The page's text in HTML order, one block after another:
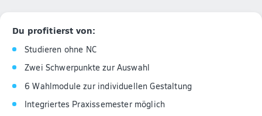
Du profitierst von:
Studieren ohne NC
Zwei Schwerpunkte zur Auswahl
6 Wahlmodule zur individuellen Gestaltung
Integriertes Praxissemester möglich